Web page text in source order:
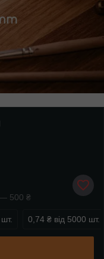
— 500 ₴
0,74 ₴ від 5000 шт.